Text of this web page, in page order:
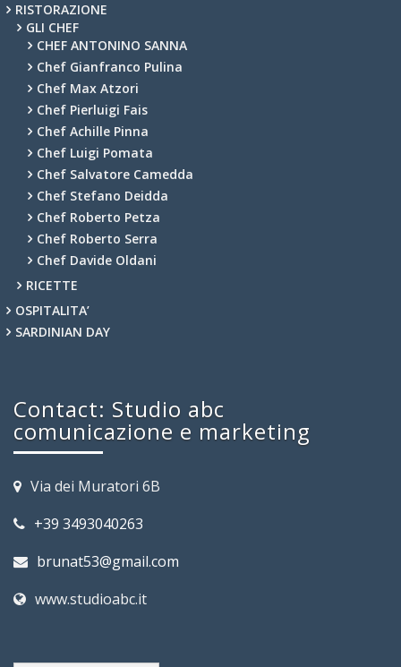
RISTORAZIONE
GLI CHEF
CHEF ANTONINO SANNA
Chef Gianfranco Pulina
Chef Max Atzori
Chef Pierluigi Fais
Chef Achille Pinna
Chef Luigi Pomata
Chef Salvatore Camedda
Chef Stefano Deidda
Chef Roberto Petza
Chef Roberto Serra
Chef Davide Oldani
RICETTE
OSPITALITA’
SARDINIAN DAY
Contact: Studio abc
comunicazione e marketing
Via dei Muratori 6B
+39 3493040263
brunat53@gmail.com
www.studioabc.it